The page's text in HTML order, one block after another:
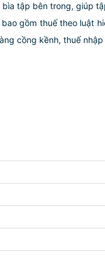
tập bên trong, giúp
gồm thuế theo luật
cồng kềnh, thuế